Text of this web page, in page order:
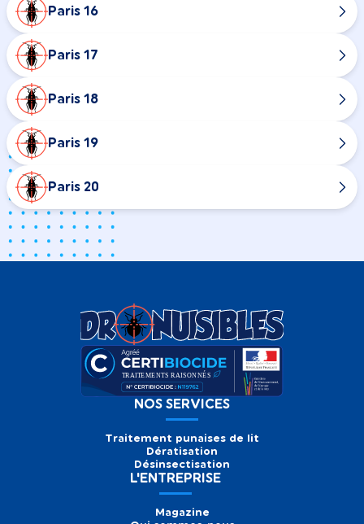
Paris 16
Paris 17
Paris 18
Paris 19
Paris 20
NOS SERVICES
Traitement punaises de lit
Dératisation
Désinsectisation
L'ENTREPRISE
Magazine